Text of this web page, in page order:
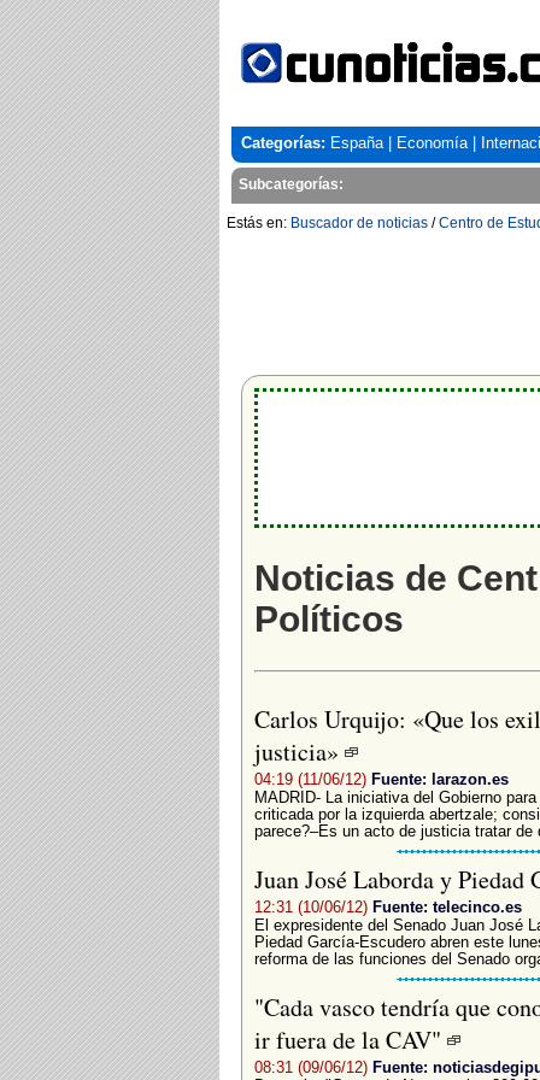
Categorías: España| Economía|
Subcategorías:
Estás en: Buscador de noticias /Centro de
Noticias de
Políticos
Carlos Urquijo: «Que los
justicia»
04:19 (11/06/12) Fuente: larazon.es
MADRID- La iniciativa del Gobierno
criticada por la izquierda abertzale;
parece?–Es un acto de justicia tratar
Juan José Laborda y
12:31 (10/06/12) Fuente: telecinco.es
El expresidente del Senado Juan José
Piedad García-Escudero abren este
reforma de las funciones del Senado
"Cada vasco tendría que
ir fuera de la CAV"
08:31 (09/06/12) Fuente: